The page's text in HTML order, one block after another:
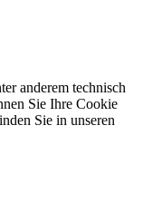
anderem technisch
Sie Ihre Cookie
Sie in unseren